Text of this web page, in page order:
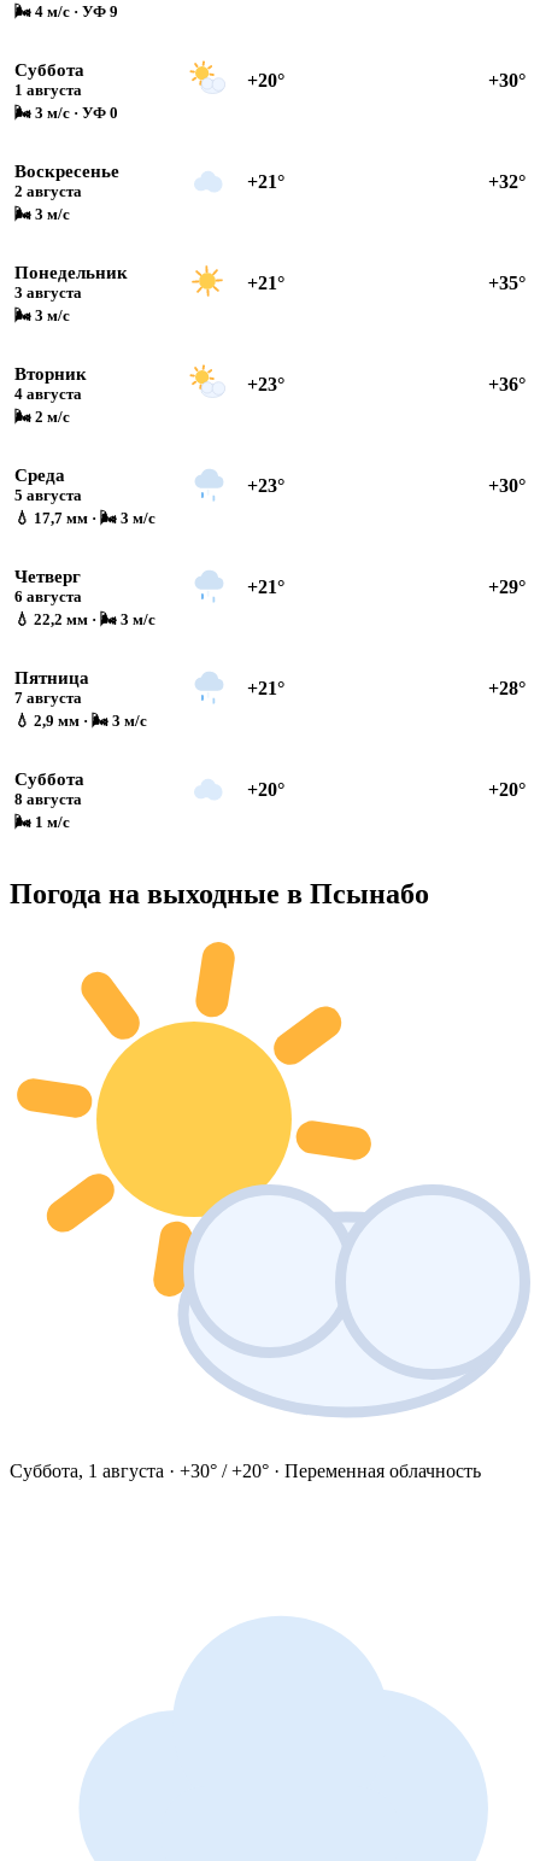
🌬 4 м/с · УФ 9
Суббота
1 августа +20° +30°
🌬 3 м/с · УФ 0
Воскресенье
2 августа +21° +32°
🌬 3 м/с
Понедельник
3 августа +21° +35°
🌬 3 м/с
Вторник
4 августа +23° +36°
🌬 2 м/с
Среда
5 августа +23° +30°
💧 17,7 мм · 🌬 3 м/с
Четверг
6 августа +21° +29°
💧 22,2 мм · 🌬 3 м/с
Пятница
7 августа +21° +28°
💧 2,9 мм · 🌬 3 м/с
Суббота
8 августа +20° +20°
🌬 1 м/с
Погода на выходные в Псынабо
Суббота, 1 августа · +30° / +20° · Переменная облачность